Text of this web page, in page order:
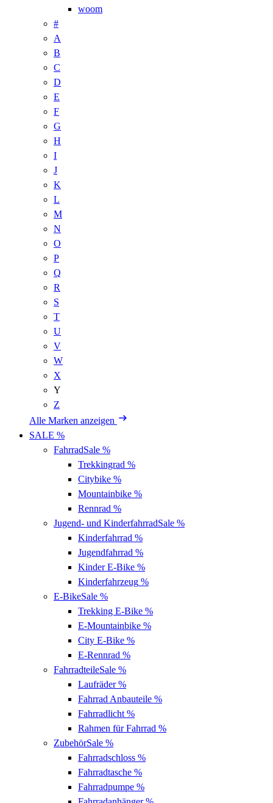
woom
#
A
B
C
D
E
F
G
H
I
J
K
L
M
N
O
P
Q
R
S
T
U
V
W
X
Y
Z
Alle Marken anzeigen
SALE %
FahrradSale %
Trekkingrad %
Citybike %
Mountainbike %
Rennrad %
Jugend- und KinderfahrradSale %
Kinderfahrrad %
Jugendfahrrad %
Kinder E-Bike %
Kinderfahrzeug %
E-BikeSale %
Trekking E-Bike %
E-Mountainbike %
City E-Bike %
E-Rennrad %
FahrradteileSale %
Laufräder%
Fahrrad Anbauteile %
Fahrradlicht %
Rahmen für Fahrrad %
ZubehörSale %
Fahrradschloss %
Fahrradtasche %
Fahrradpumpe %